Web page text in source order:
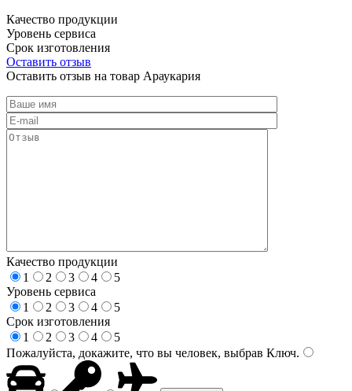
Качество продукции
Уровень сервиса
Срок изготовления
Оставить отзыв
Оставить отзыв на товар Араукария
Качество продукции
1
2 3 4
5
Уровень сервиса
1
2 3 4
5
Срок изготовления
1
2 3 4
5
Пожалуйста, докажите, что вы человек, выбрав Ключ.